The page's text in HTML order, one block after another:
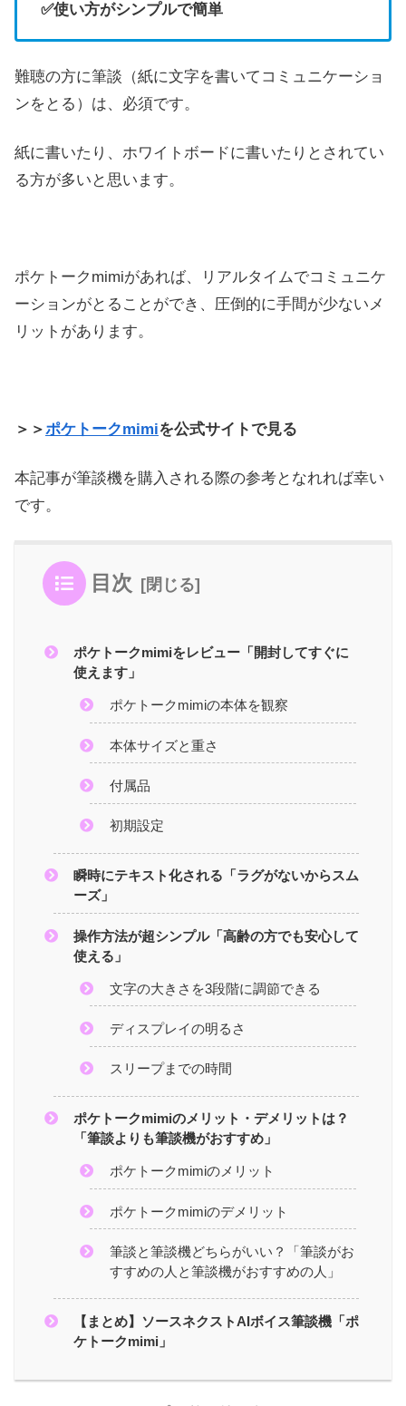
✅使い方がシンプルで簡単
難聴の方に筆談（紙に文字を書いてコミュニケーショ
ンをとる）は、必須です。
紙に書いたり、ホワイトボードに書いたりとされてい
る方が多いと思います。
ポケトークmimiがあれば、リアルタイムでコミュニケ
ーションがとることができ、圧倒的に手間が少ないメ
リットがあります。
＞＞ポケトークmimiを公式サイトで見る
本記事が筆談機を購入される際の参考となれれば幸い
です。
目次
ポケトークmimiをレビュー「開封してすぐに
使えます」
ポケトークmimiの本体を観察
本体サイズと重さ
付属品
初期設定
瞬時にテキスト化される「ラグがないからスム
ーズ」
操作方法が超シンプル「高齢の方でも安心して
使える」
文字の大きさを3段階に調節できる
ディスプレイの明るさ
スリープまでの時間
ポケトークmimiのメリット・デメリットは？
「筆談よりも筆談機がおすすめ」
ポケトークmimiのメリット
ポケトークmimiのデメリット
筆談と筆談機どちらがいい？「筆談がお
すすめの人と筆談機がおすすめの人」
【まとめ】ソースネクストAIボイス筆談機「ポ
ケトークmimi」